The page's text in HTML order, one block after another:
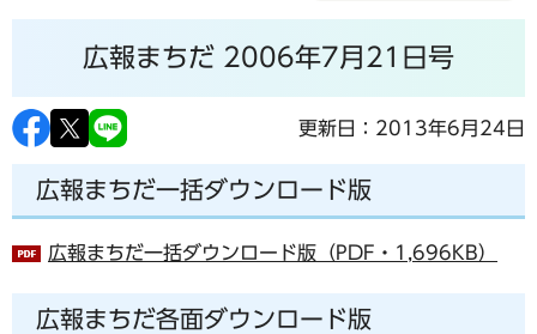
すら
広報まちだ 2006年7月21日号
更新日：2013年6月24日
広報まちだ一括ダウンロード版
広報まちだ一括ダウンロード版（PDF・1,696KB）
広報まちだ各面ダウンロード版